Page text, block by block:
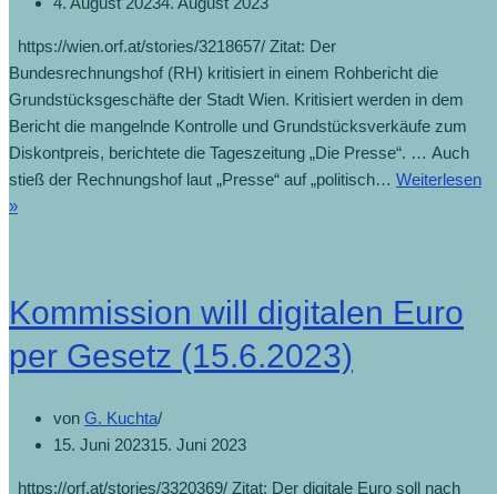
https://wien.orf.at/stories/3218657/ Zitat: Der
Bundesrechnungshof (RH) kritisiert in einem Rohbericht die
Grundstücksgeschäfte der Stadt Wien. Kritisiert werden in dem
Bericht die mangelnde Kontrolle und Grundstücksverkäufe zum
Diskontpreis, berichtete die Tageszeitung „Die Presse“. … Auch
stieß der Rechnungshof laut „Presse“ auf „politisch… Weiterlesen
»
Kommission will digitalen Euro
per Gesetz (15.6.2023)
von G. Kuchta
15. Juni 202315. Juni 2023
https://orf.at/stories/3320369/ Zitat: Der digitale Euro soll nach